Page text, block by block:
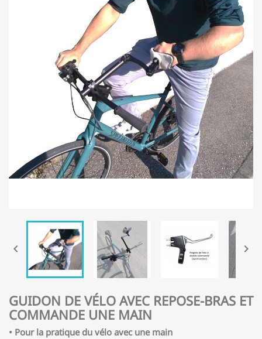
 
GUIDON DE VÉLO AVEC REPOSE-BRAS ET
COMMANDE UNE MAIN
• Pour la pratique du vélo avec une main